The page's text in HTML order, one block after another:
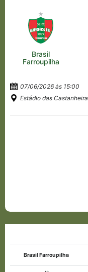
Brasil
Farroupilha
07/06/2026 às 15:00
Estádio das
Brasil Farroupilha